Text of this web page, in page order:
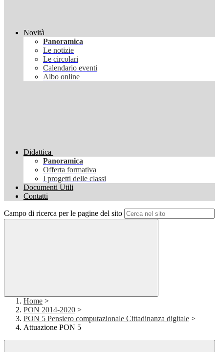
Novità
Panoramica
Le notizie
Le circolari
Calendario eventi
Albo online
Didattica
Panoramica
Offerta formativa
I progetti delle classi
Documenti Utili
Contatti
Campo di ricerca per le pagine del sito
Home >
PON 2014-2020 >
PON 5 Pensiero computazionale Cittadinanza digitale >
Attuazione PON 5